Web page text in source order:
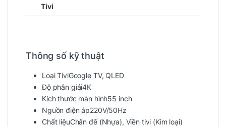
Tivi
Thông số kỹ thuật
Loại TiviGoogle TV,QLED
Độ phân giải4K
Kích thước màn hình55 inch
Nguồn điện áp220V/50Hz
Chất liệuChân đế (Nhựa), Viền tivi (Kim loại)